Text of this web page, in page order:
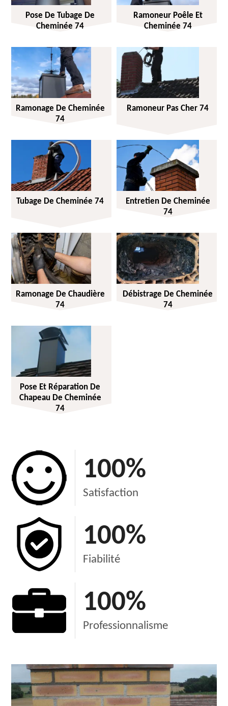
Pose De Tubage De
Cheminée 74
Ramoneur Poêle Et
Cheminée 74
Ramonage De Cheminée
74
Ramoneur Pas Cher 74
Tubage De Cheminée 74
Entretien De Cheminée
74
Ramonage De Chaudière
74
Débistrage De Cheminée
74
Pose Et Réparation De
Chapeau De Cheminée
74
100%
Satisfaction
100%
Fiabilité
100%
Professionnalisme